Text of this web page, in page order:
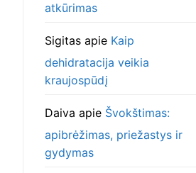
atkūrimas
Sigitasapie Kaip
dehidratacija veikia
kraujospūdį
Daiva apie Švokštimas:
apibrėžimas, priežastys ir
gydymas